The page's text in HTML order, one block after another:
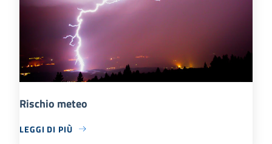
Rischio meteo
LEGGI DI PIÙ